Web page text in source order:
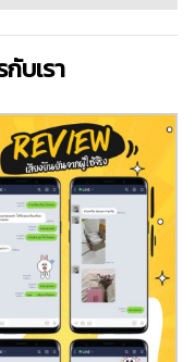
บเรา